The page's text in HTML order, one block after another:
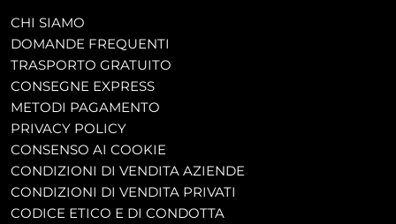
CHI SIAMO
DOMANDE FREQUENTI
TRASPORTO GRATUITO
CONSEGNE EXPRESS
METODI PAGAMENTO
PRIVACY POLICY
CONSENSO AI COOKIE
CONDIZIONI DI VENDITA AZIENDE
CONDIZIONI DI VENDITA PRIVATI
CODICE ETICO E DI CONDOTTA